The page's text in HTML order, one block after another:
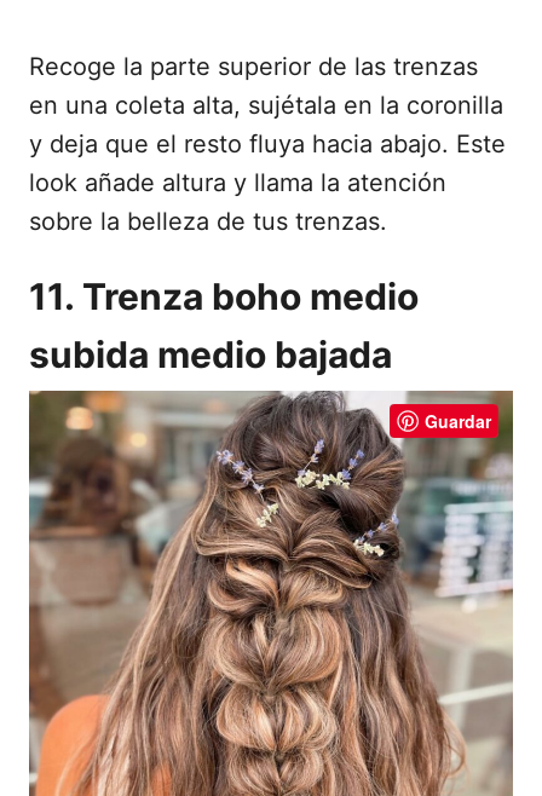
Recoge la parte superior de las trenzas
en una coleta alta, sujétala en la coronilla
y deja que el resto fluya hacia abajo. Este
look añade altura y llama la atención
sobre la belleza de tus trenzas.
11. Trenza boho medio
subida medio bajada
Guardar